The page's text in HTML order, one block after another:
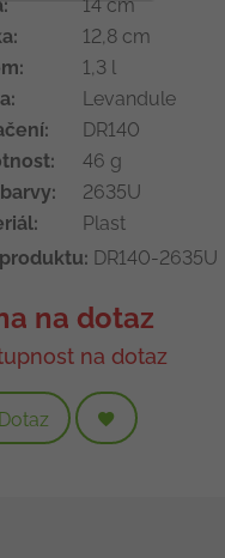
14 cm
12,8 cm
1,3 l
Levandule
DR140
46 g
2635U
Plast
DR140-2635U
na dotaz
na dotaz
Dotaz